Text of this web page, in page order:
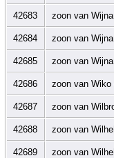
42683 zoon van
42684 zoon van
42685 zoon van
42686 zoon van Wiko
42687 zoon van
42688 zoon van
42689 zoon van